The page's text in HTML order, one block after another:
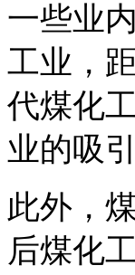
一些业
工业，
代煤化
业的吸
此外，
后煤化